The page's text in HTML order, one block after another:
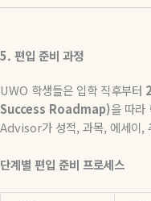
5. 편입 준비 과정
UWO 학생들은 입학 직후부터 2
Success Roadmap)을 따라
Advisor가 성적, 과목, 에세이,
단계별 편입 준비 프로세스